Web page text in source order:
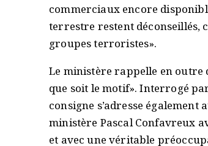
commerciaux encore
terrestre restent déconseillés,
groupes terroristes».
Le ministère rappelle en outre
que soit le motif». Interrogé
consigne s’adresse également
ministère Pascal Confavreux
et avec une véritable